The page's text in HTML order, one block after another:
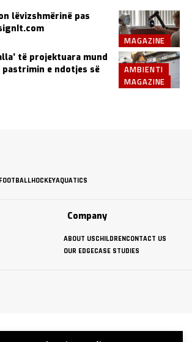
MAGAZINE
lëvizshmërinë pas
AMBIENTI
MAGAZINE
të projektuara mund
pastrimin e ndotjes së
FOOTBALLHOCKEYAQUATICS
Company
ABOUT USCHILDRENCONTACT US
OUR EDGECASE STUDIES